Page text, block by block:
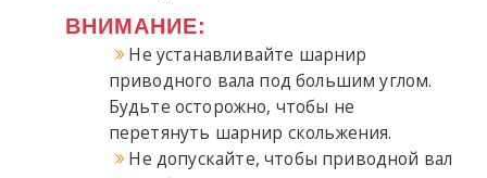
ВНИМАНИЕ:
Не устанавливайте шарнир
приводного вала под большим углом.
Будьте осторожно, чтобы не
перетянуть шарнир скольжения.
Не допускайте, чтобы приводной вал